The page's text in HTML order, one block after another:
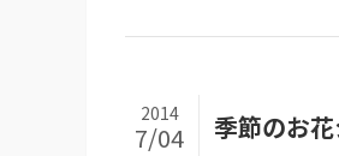
季節のお
2014
7/04